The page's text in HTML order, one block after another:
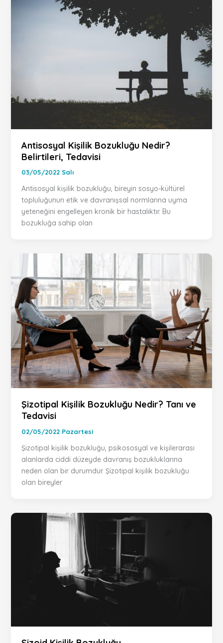
Antisosyal Kişilik Bozukluğu Nedir?
Belirtileri, Tedavisi
03/05/2022 Salı
Antisosyal kişilik bozukluğu, bireyin sosyo-kültürel
topluluğunun etik ve davranışsal normlarına uyma
yeteneğini engelleyen kronik bir hastalıktır. Bu
bozukluğa sahip olan
Şizotipal Kişilik Bozukluğu Nedir? Tanı ve
Tedavisi
02/05/2022 Pazartesi
Şizotipal kişilik bozukluğu, psikososyal ve kişilerarası
alanlarda ciddi düzeyde davranış bozukluklarına
neden olan bir durumdur. Şizotipal kişilik bozukluğu
olan bireyler